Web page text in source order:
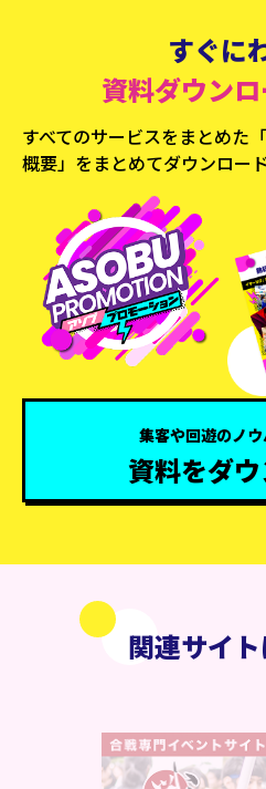
すぐに
資料ダウン
すべてのサービスをまとめた
概要」をまとめてダウンロード
集客や回遊のノウ
資料をダ
関連サイ